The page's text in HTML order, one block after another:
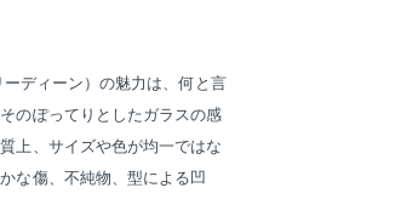
ディーン）の魅力は、何と言
のぽってりとしたガラスの感
上、サイズや色が均一ではな
な傷、不純物、型による凹